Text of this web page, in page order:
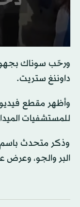
ورحّب سوناك بجهود
داوننغ ستريت.
وأظهر مقطع فيديو
للمستشفيات
وذكر متحدث باسم
البر والجو، وعرض